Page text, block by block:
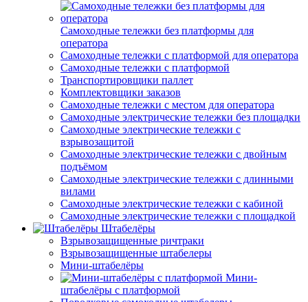
Самоходные тележки без платформы для
оператора
Самоходные тележки с платформой для оператора
Самоходные тележки с платформой
Транспортировщики паллет
Комплектовщики заказов
Самоходные тележки с местом для оператора
Самоходные электрические тележки без площадки
Самоходные электрические тележки с
взрывозащитой
Самоходные электрические тележки с двойным
подъёмом
Самоходные электрические тележки с длинными
вилами
Самоходные электрические тележки с кабиной
Самоходные электрические тележки с площадкой
Штабелёры
Взрывозащищенные ричтраки
Взрывозащищенные штабелеры
Мини-штабелёры
Мини-
штабелёры с платформой